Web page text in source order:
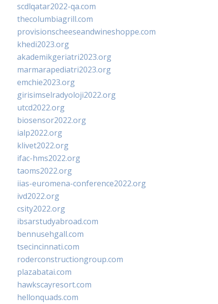
scdlqatar2022-qa.com
thecolumbiagrill.com
provisionscheeseandwineshoppe.com
khedi2023.org
akademikgeriatri2023.org
marmarapediatri2023.org
emchie2023.org
girisimselradyoloji2022.org
utcd2022.org
biosensor2022.org
ialp2022.org
klivet2022.org
ifac-hms2022.org
taoms2022.org
iias-euromena-conference2022.org
ivd2022.org
csity2022.org
ibsarstudyabroad.com
bennusehgall.com
tsecincinnati.com
roderconstructiongroup.com
plazabatai.com
hawkscayresort.com
hellonquads.com